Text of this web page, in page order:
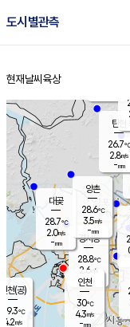
도시별관측
홈
현재날씨 육상
경서동
28.8℃
2.6 m/s
-mm
대곶
28.7℃
2.0m/s
-mm
탄현
26.7℃
2.8m/s
-mm
양촌
28.6℃
3.5m/s
-mm
인천(공)
29.3℃
4.2m/s
인천
30℃
4.3m/s
-mm